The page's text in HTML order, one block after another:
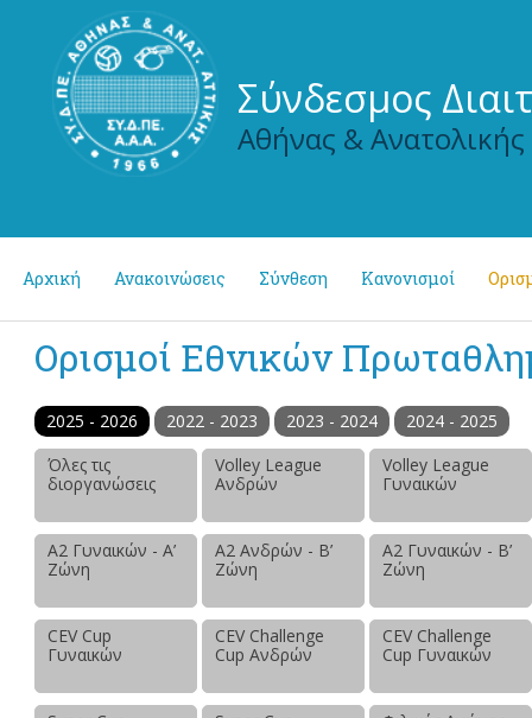
Σύνδεσμος
Αθήνας & Ανατολικής
Αρχική Ανακοινώσεις Σύνθεση Κανονισμοί
Ορισμοί Εθνικών
2025 - 2026 2022 - 2023 2023 - 2024
2024 - 2025
Όλες τις
διοργανώσεις
Volley League
Ανδρών
Volley League
Γυναικών
Α2 Γυναικών - Α’
Ζώνη
Α2 Ανδρών - Β’
Ζώνη
Α2 Γυναικών - Β’
Ζώνη
CEV Cup
Γυναικών
CEV Challenge
Cup Ανδρών
CEV Challenge
Cup Γυναικών